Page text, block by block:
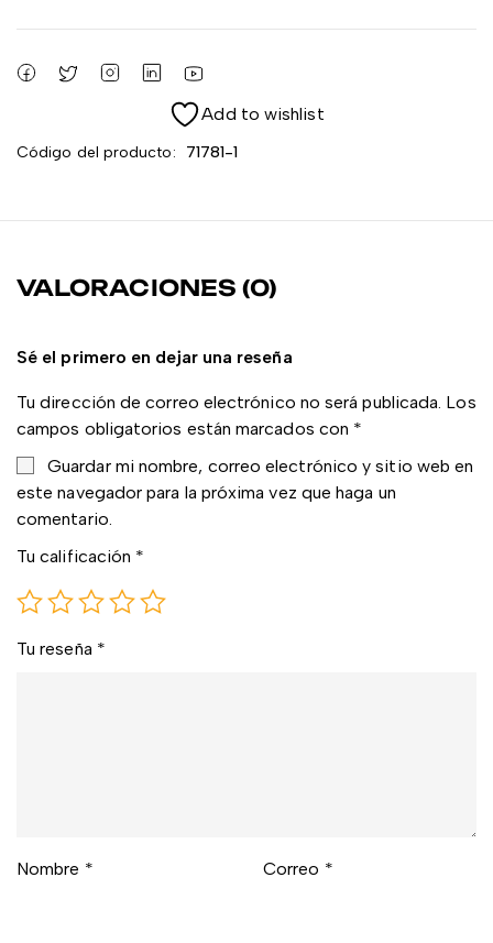
Add to wishlist
Código del producto: 71781-1
VALORACIONES (0)
Sé el primero en dejar una reseña
Tu dirección de correo electrónico no será publicada. Los
campos obligatorios están marcados con *
Guardar mi nombre, correo electrónico y sitio web en
este navegador para la próxima vez que haga un
comentario.
Tu calificación *
Tu reseña *
Nombre * Correo *